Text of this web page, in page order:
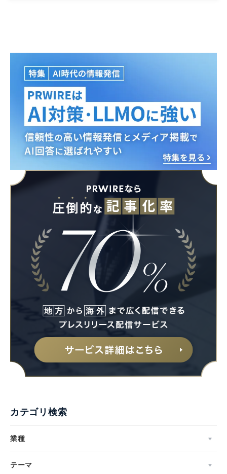
カテゴリ検索
業種
テーマ